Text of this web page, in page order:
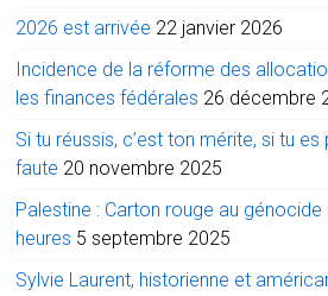
2026 est arrivée 22 janvier 2026
Incidence de la réforme des
les finances fédérales 26 décembre
Si tu réussis, c’est ton mérite, si tu es
faute 20 novembre 2025
Palestine : Carton rouge au
heures 5 septembre 2025
Sylvie Laurent, historienne et